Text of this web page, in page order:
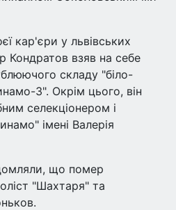
кар'єри у львівських
Кондратов взяв на себе
складу "біло-
3". Окрім цього, він
селекціонером і
імені Валерія
що помер
"Шахтаря" та